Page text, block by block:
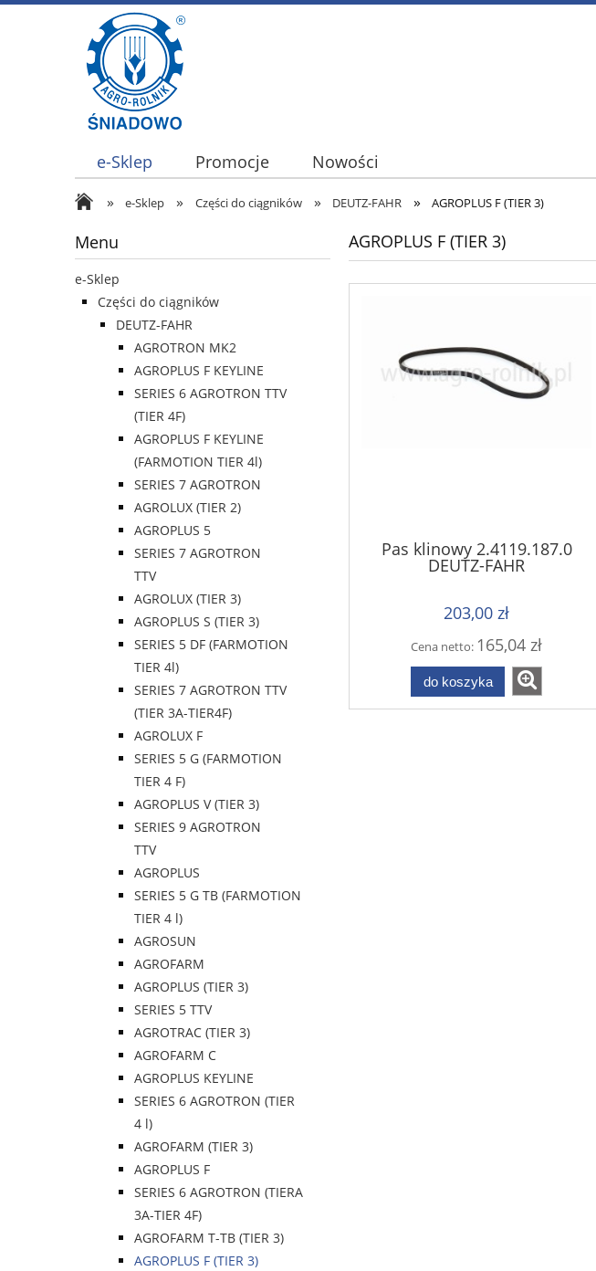
e-Sklep Promocje Nowości
» e-Sklep » Części do ciągników » DEUTZ-FAHR » AGROPLUS F (TIER 3)
Menu
e-Sklep
Części do ciągników
DEUTZ-FAHR
AGROTRON MK2
AGROPLUS F KEYLINE
SERIES 6 AGROTRON TTV
(TIER 4F)
AGROPLUS F KEYLINE
(FARMOTION TIER 4l)
SERIES 7 AGROTRON
AGROLUX (TIER 2)
AGROPLUS 5
SERIES 7 AGROTRON
TTV
AGROLUX (TIER 3)
AGROPLUS S (TIER 3)
SERIES 5 DF (FARMOTION
TIER 4l)
SERIES 7 AGROTRON TTV
(TIER 3A-TIER4F)
AGROLUX F
SERIES 5 G (FARMOTION
TIER 4 F)
AGROPLUS V (TIER 3)
SERIES 9 AGROTRON
TTV
AGROPLUS
SERIES 5 G TB (FARMOTION
TIER 4 l)
AGROSUN
AGROFARM
AGROPLUS (TIER 3)
SERIES 5 TTV
AGROTRAC (TIER 3)
AGROFARM C
AGROPLUS KEYLINE
SERIES 6 AGROTRON (TIER
4 l)
AGROFARM (TIER 3)
AGROPLUS F
SERIES 6 AGROTRON (TIERA
3A-TIER 4F)
AGROFARM T-TB (TIER 3)
AGROPLUS F (TIER 3)
AGROPLUS F (TIER 3)
Pas klinowy 2.4119.187.0
DEUTZ-FAHR
203,00 zł
Cena netto: 165,04 zł
do koszyka